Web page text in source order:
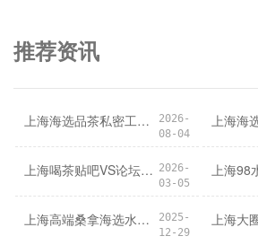
推荐资讯
上海海选品茶私密工作室会员专享服务_145
2026-
08-04
上海喝茶贴吧VS论坛：互动性谁更好？ 2026-
03-05
上海高端桑拿海选水磨的活动频率如何？
2025-
12-29